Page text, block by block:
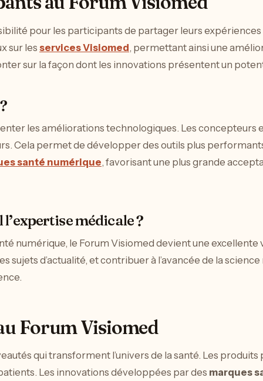
pour les participants de partager leurs
sur les services Visiomed, permettant ainsi une
sur la façon dont les innovations présentent un
les améliorations technologiques. Les
Cela permet de développer des outils plus
santé numérique, favorisant une plus grande
médicale ?
numérique, le Forum Visiomed devient une
sujets d’actualité, et contribuer à l’avancée de la
Forum Visiomed
qui transforment l’univers de la santé. Les
Les innovations développées par des marques